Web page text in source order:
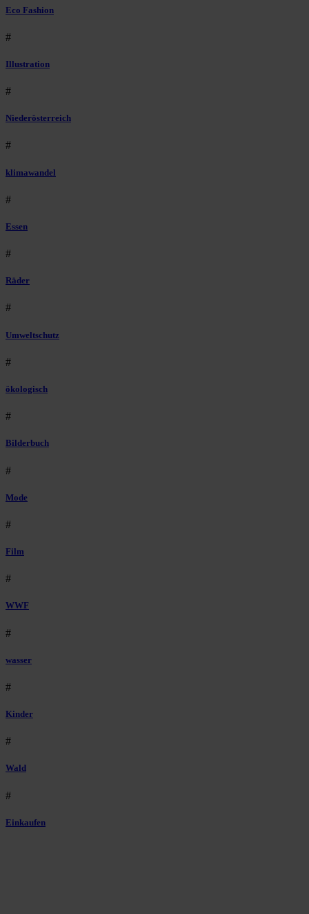
Eco Fashion
#
Illustration
#
Niederösterreich
#
klimawandel
#
Essen
#
Räder
#
Umweltschutz
#
ökologisch
#
Bilderbuch
#
Mode
#
Film
#
WWF
#
wasser
#
Kinder
#
Wald
#
Einkaufen